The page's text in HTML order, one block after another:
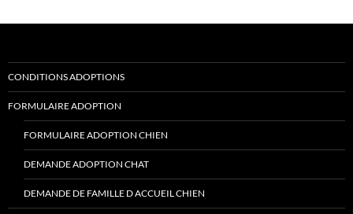
CONDITIONS ADOPTIONS
FORMULAIRE ADOPTION
FORMULAIRE ADOPTION CHIEN
DEMANDE ADOPTION CHAT
DEMANDE DE FAMILLE D ACCUEIL CHIEN